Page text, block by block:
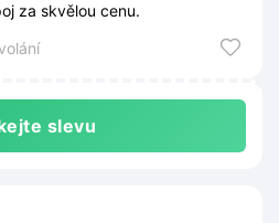
za skvělou cenu.
slevu